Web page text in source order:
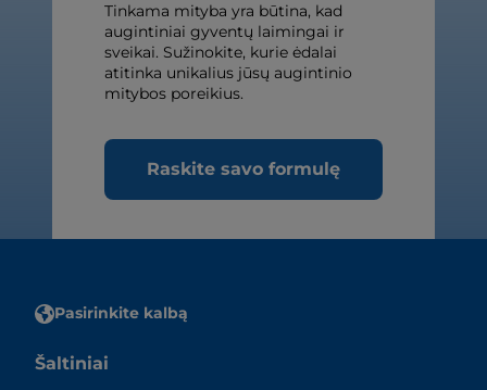
Tinkama mityba yra būtina, kad
augintiniai gyventų laimingai ir
sveikai. Sužinokite, kurie ėdalai
atitinka unikalius jūsų augintinio
mitybos poreikius.
Raskite savo formulę
Pasirinkite kalbą
Šaltiniai